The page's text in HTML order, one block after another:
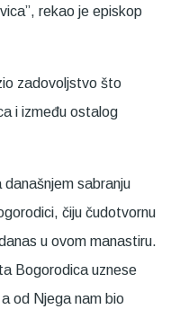
rekao je episkop
zadovoljstvo što
i između ostalog
sabranju
čiju čudotvornu
u ovom manastiru.
Bogorodica uznese
od Njega nam bio